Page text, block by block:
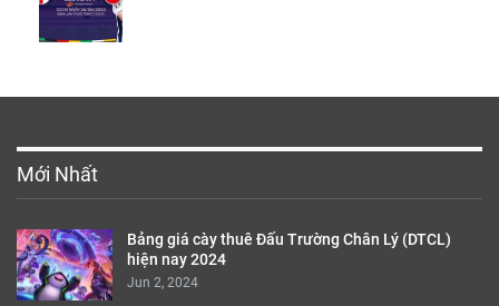
Mới Nhất
Bảng giá cày thuê Đấu Trường Chân Lý (DTCL)
hiện nay 2024
Jun 2, 2024